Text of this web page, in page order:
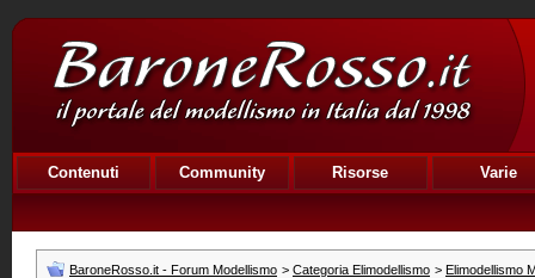
Contenuti Community Risorse Varie
BaroneRosso.it - Forum Modellismo > Categoria Elimodellismo > Elimodellismo